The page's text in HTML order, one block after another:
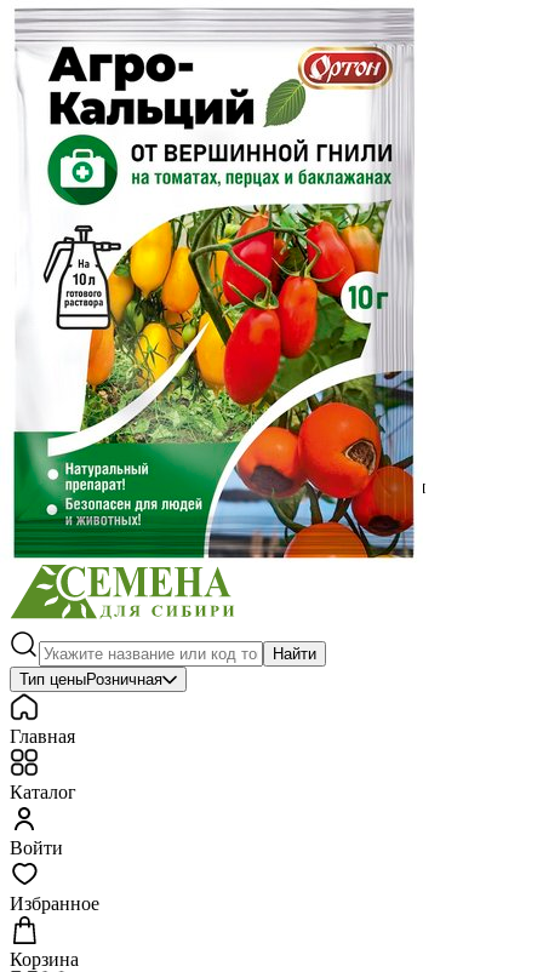
Выберите город
Обратный звонокЗаказать обратный звонок
Каталог
Семена
Грунты
Газонные травы, сидераты
Горшки, рассадники, аксессуары
Посадочный материал
Садовый инструмент, инвентарь
Консервирование
Средства защиты, удобрения, добавки, химия
Обустройство сада, декор
Найти
Тип ценыРозничная
Главная
Каталог
Войти
Избранное
Корзина